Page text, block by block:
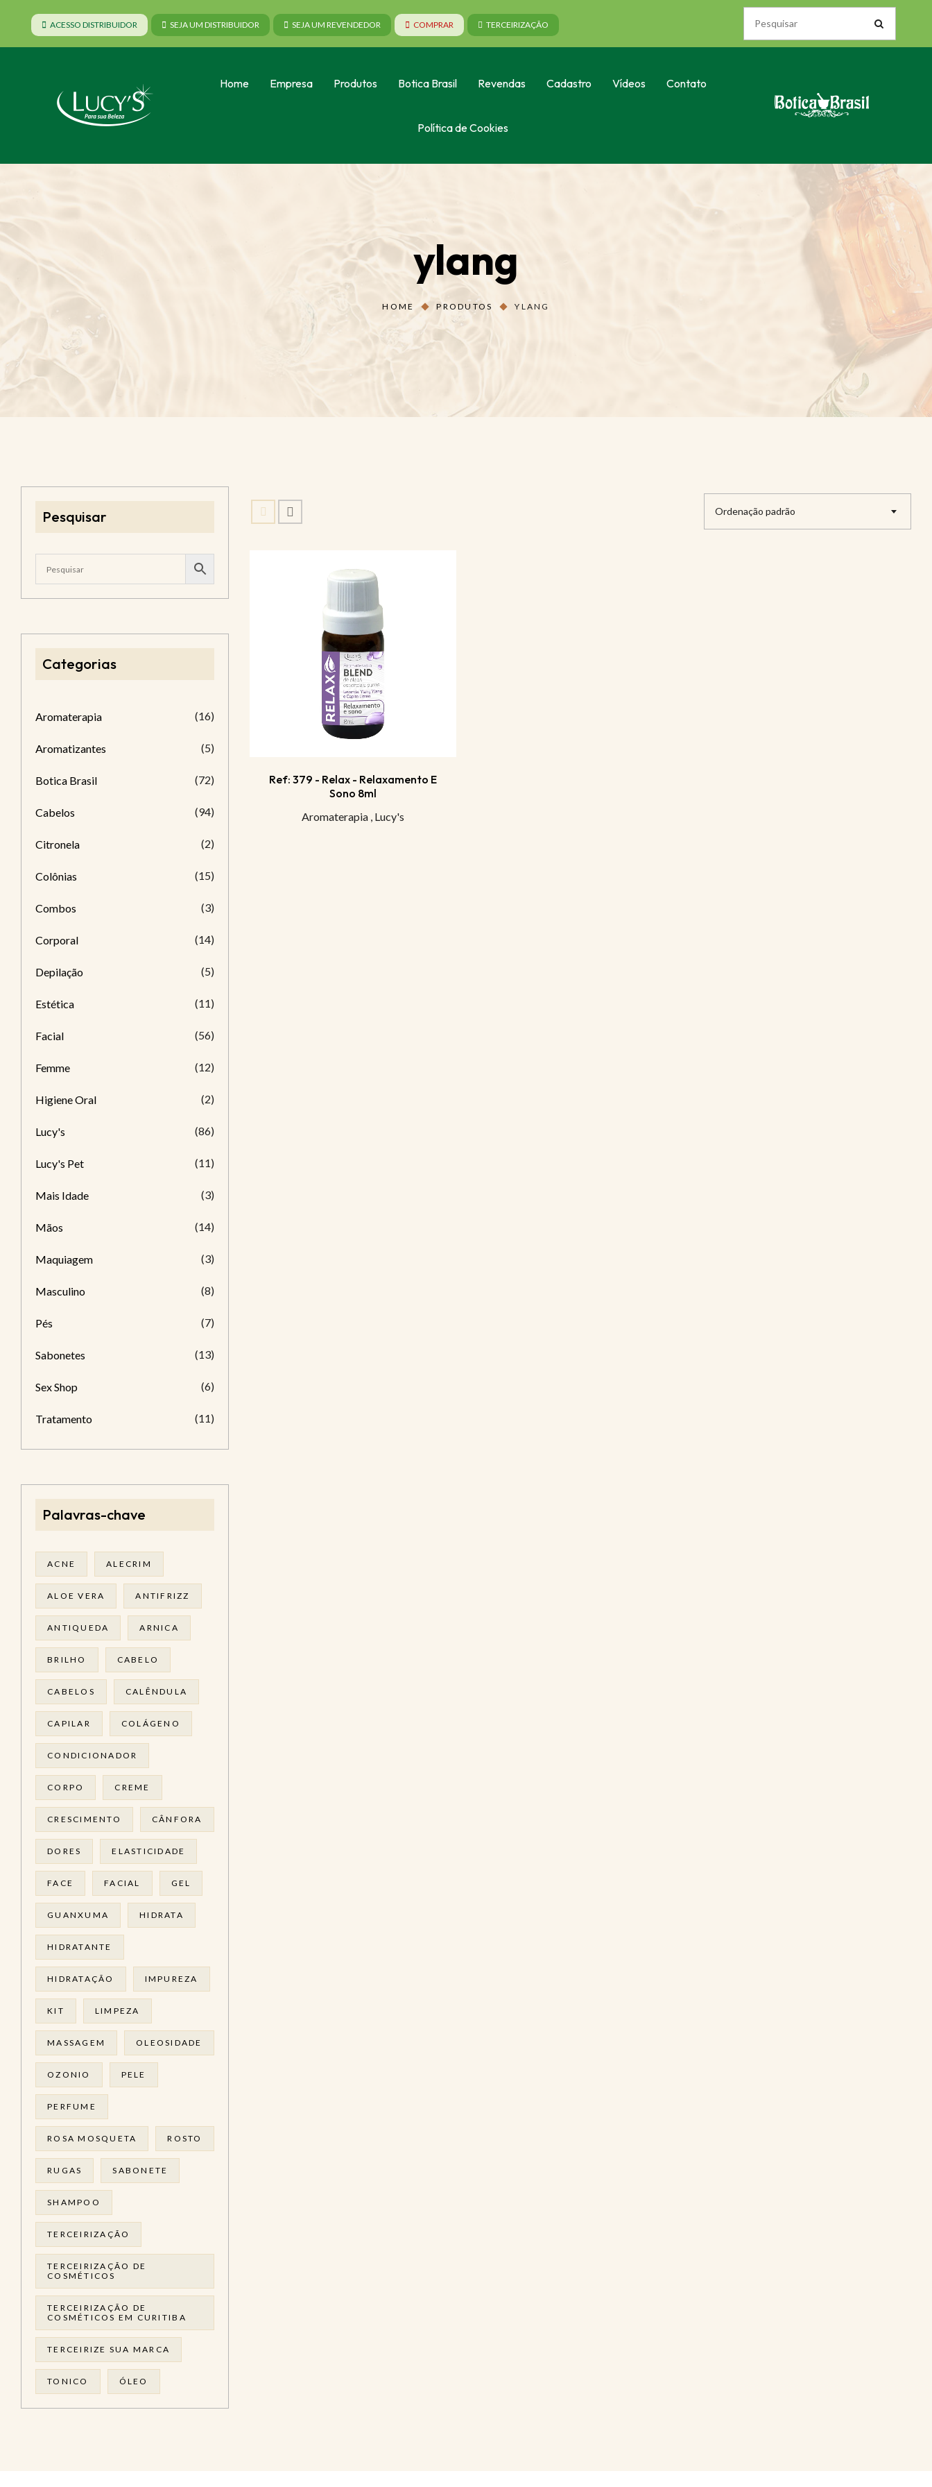
ACESSO DISTRIBUIDOR SEJA UM DISTRIBUIDOR SEJA UM REVENDEDOR COMPRAR TERCEIRIZAÇÃO
Home Empresa Produtos Botica Brasil Revendas Cadastro Vídeos Contato
Política de Cookies
ylang
HOME PRODUTOS YLANG
Ordenação padrão
Ref: 379 - Relax - Relaxamento E
Sono 8ml
Aromaterapia , Lucy's
Pesquisar
Categorias
Aromaterapia (16)
Aromatizantes (5)
Botica Brasil (72)
Cabelos (94)
Citronela (2)
Colônias (15)
Combos (3)
Corporal (14)
Depilação (5)
Estética (11)
Facial (56)
Femme (12)
Higiene Oral (2)
Lucy's (86)
Lucy's Pet (11)
Mais Idade (3)
Mãos (14)
Maquiagem (3)
Masculino (8)
Pés (7)
Sabonetes (13)
Sex Shop (6)
Tratamento (11)
Palavras-chave
ACNE ALECRIM
ALOE VERA ANTIFRIZZ
ANTIQUEDA ARNICA
BRILHO CABELO
CABELOS CALÊNDULA
CAPILAR COLÁGENO
CONDICIONADOR
CORPO CREME
CRESCIMENTO CÂNFORA
DORES ELASTICIDADE
FACE FACIAL GEL
GUANXUMA HIDRATA
HIDRATANTE
HIDRATAÇÃO IMPUREZA
KIT LIMPEZA
MASSAGEM OLEOSIDADE
OZONIO PELE
PERFUME
ROSA MOSQUETA ROSTO
RUGAS SABONETE
SHAMPOO
TERCEIRIZAÇÃO
TERCEIRIZAÇÃO DE
COSMÉTICOS
TERCEIRIZAÇÃO DE
COSMÉTICOS EM CURITIBA
TERCEIRIZE SUA MARCA
TONICO ÓLEO